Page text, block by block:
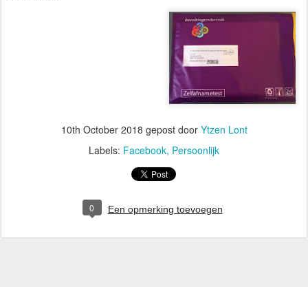
10th October 2018 gepost door Ytzen Lont
Labels: Facebook Persoonlijk
0 Een opmerking toevoegen